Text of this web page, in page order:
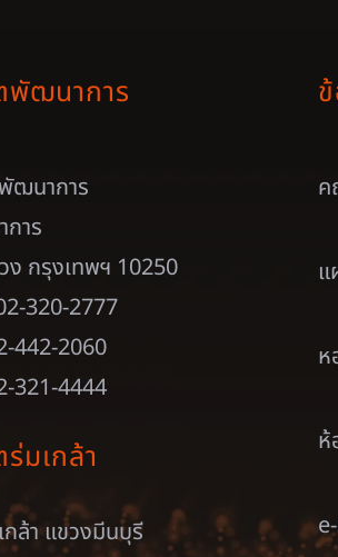
พัฒนาการ
ฒนาการ
าร
ง กรุงเทพฯ 10250
320-2777
442-2060
321-4444
มเกล้า
ล้า แขวงมีนบุรี
ค
แ
ห
ห้